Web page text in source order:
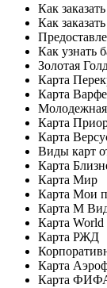
Как
Как
Как узнать
Золотая
Карта
Карта
Молодежная
Карта
Карта
Виды карт
Карта
Карта Мир
Карта Мои
Карта М
Карта World
Карта РЖД
Карта
Карта